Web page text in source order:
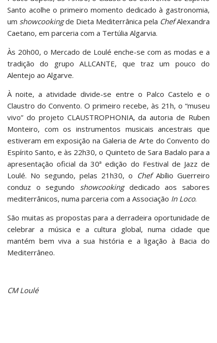
Santo acolhe o primeiro momento dedicado à gastronomia,
um showcookingde Dieta Mediterrânica pela ChefAlexandra
Caetano, em parceria com a Tertúlia Algarvia.
Às 20h00, o Mercado de Loulé enche-se com as modas e a
tradição do grupo ALLCANTE, que traz um pouco do
Alentejo ao Algarve.
À noite, a atividade divide-se entre o Palco Castelo e o
Claustro do Convento. O primeiro recebe, às 21h, o “museu
vivo” do projeto CLAUSTROPHONIA, da autoria de Ruben
Monteiro, com os instrumentos musicais ancestrais que
estiveram em exposição na Galeria de Arte do Convento do
Espírito Santo, e às 22h30, o Quinteto de Sara Badalo para a
apresentação oficial da 30ª edição do Festival de Jazz de
Loulé. No segundo, pelas 21h30, o ChefAbílio Guerreiro
conduz o segundo showcookingdedicado aos sabores
mediterrânicos, numa parceria com a Associação In Loco.
São muitas as propostas para a derradeira oportunidade de
celebrar a música e a cultura global, numa cidade que
mantém bem viva a sua história e a ligação à Bacia do
Mediterrâneo.
CM Loulé